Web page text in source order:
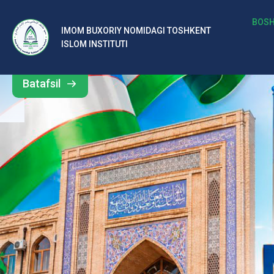
IMOM BUXORIY NOMIDAGI TOSHKENT
ISLOM INSTITUTI
b
al
ar
o‘
rt
a
si
d
Barcha
yangiliklar
Batafsil